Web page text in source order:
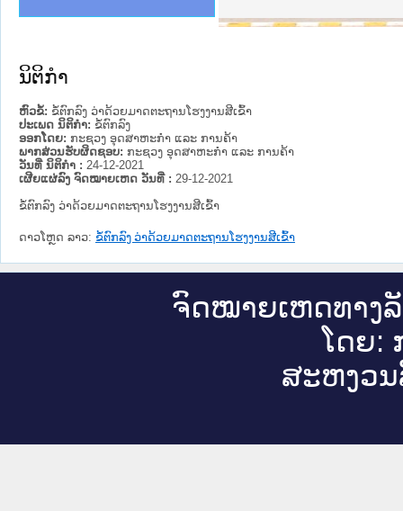
າຊົນ ພາກເໜືອ
ການ
ກາງ
ໃຕ້
ຕຳຫຼວດປະຊາຊົນ
ສັນຕິບານປະຊາຊົນ
ກເໜືອ
າຊົນ ພາກກາງ
ນິຕິກໍາ
ຫົວຂໍ້: ຂໍ້ຕົກລົງ ວ່າດ້ວຍມາດຕະຖານໂຮງງານສີເຂົ້າ
ປະເພດ ນິຕິກໍາ: ຂໍ້ຕົກລົງ
ອອກໂດຍ: ກະຊວງ ອຸດສາຫະກຳ ແລະ ການຄ້າ
ພາກສ່ວນຮັບຜິດຊອບ: ກະຊວງ ອຸດສາຫະກຳ ແລະ ການຄ້າ
ວັນທີ່ ນິຕິກໍາ : 24-12-2021
ເຜີຍແຜ່ລົງ ຈົດໝາຍເຫດ ວັນທີ່ : 29-12-2021
ຂໍ້ຕົກລົງ ວ່າດ້ວຍມາດຕະຖານໂຮງງານສີເຂົ້າ
ດາວໂຫຼດ ລາວ: ຂໍ້ຕົກລົງ ວ່າດ້ວຍມາດຕະຖານໂຮງງານສີເຂົ້າ
ຈົດ​ໝາຍ​ເຫດ​ທາງ​
ໂດຍ:
ສະ​ຫງວນ​